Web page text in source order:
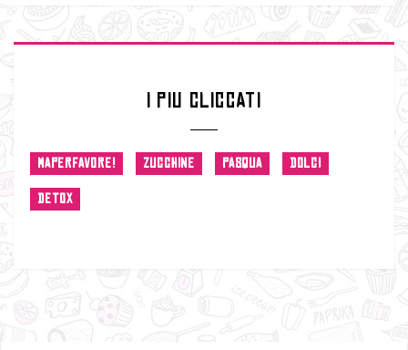
I PIU CLICCATI
MAPERFAVORE! ZUCCHINE PASQUA DOLCI
DETOX